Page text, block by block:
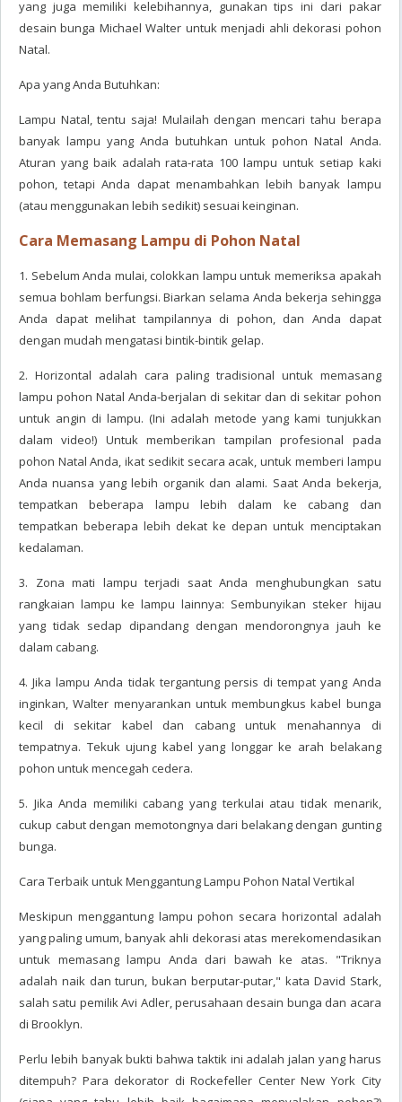
yang juga memiliki kelebihannya, gunakan tips ini dari pakar
desain bunga Michael Walter untuk menjadi ahli dekorasi pohon
Natal.
Apa yang Anda Butuhkan:
Lampu Natal, tentu saja! Mulailah dengan mencari tahu berapa
banyak lampu yang Anda butuhkan untuk pohon Natal Anda.
Aturan yang baik adalah rata-rata 100 lampu untuk setiap kaki
pohon, tetapi Anda dapat menambahkan lebih banyak lampu
(atau menggunakan lebih sedikit) sesuai keinginan.
Cara Memasang Lampu di Pohon Natal
1. Sebelum Anda mulai, colokkan lampu untuk memeriksa apakah
semua bohlam berfungsi. Biarkan selama Anda bekerja sehingga
Anda dapat melihat tampilannya di pohon, dan Anda dapat
dengan mudah mengatasi bintik-bintik gelap.
2. Horizontal adalah cara paling tradisional untuk memasang
lampu pohon Natal Anda-berjalan di sekitar dan di sekitar pohon
untuk angin di lampu. (Ini adalah metode yang kami tunjukkan
dalam video!) Untuk memberikan tampilan profesional pada
pohon Natal Anda, ikat sedikit secara acak, untuk memberi lampu
Anda nuansa yang lebih organik dan alami. Saat Anda bekerja,
tempatkan beberapa lampu lebih dalam ke cabang dan
tempatkan beberapa lebih dekat ke depan untuk menciptakan
kedalaman.
3. Zona mati lampu terjadi saat Anda menghubungkan satu
rangkaian lampu ke lampu lainnya: Sembunyikan steker hijau
yang tidak sedap dipandang dengan mendorongnya jauh ke
dalam cabang.
4. Jika lampu Anda tidak tergantung persis di tempat yang Anda
inginkan, Walter menyarankan untuk membungkus kabel bunga
kecil di sekitar kabel dan cabang untuk menahannya di
tempatnya. Tekuk ujung kabel yang longgar ke arah belakang
pohon untuk mencegah cedera.
5. Jika Anda memiliki cabang yang terkulai atau tidak menarik,
cukup cabut dengan memotongnya dari belakang dengan gunting
bunga.
Cara Terbaik untuk Menggantung Lampu Pohon Natal Vertikal
Meskipun menggantung lampu pohon secara horizontal adalah
yang paling umum, banyak ahli dekorasi atas merekomendasikan
untuk memasang lampu Anda dari bawah ke atas. "Triknya
adalah naik dan turun, bukan berputar-putar," kata David Stark,
salah satu pemilik Avi Adler, perusahaan desain bunga dan acara
di Brooklyn.
Perlu lebih banyak bukti bahwa taktik ini adalah jalan yang harus
ditempuh? Para dekorator di Rockefeller Center New York City